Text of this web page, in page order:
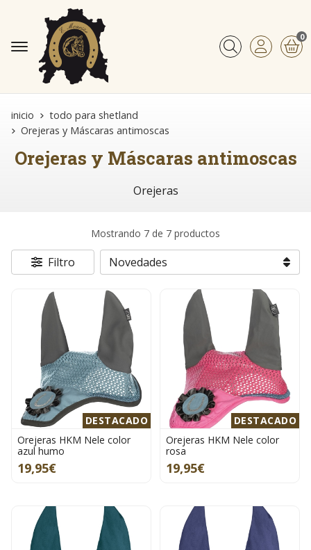
Buscar
0
inicio
todo para shetland
Orejeras y Máscaras antimoscas
Orejeras y Máscaras antimoscas
Orejeras
Mostrando 7 de 7 productos
Filtro
DESTACADO
Orejeras HKM Nele color
azul humo
19,95€
DESTACADO
Orejeras HKM Nele color
rosa
19,95€